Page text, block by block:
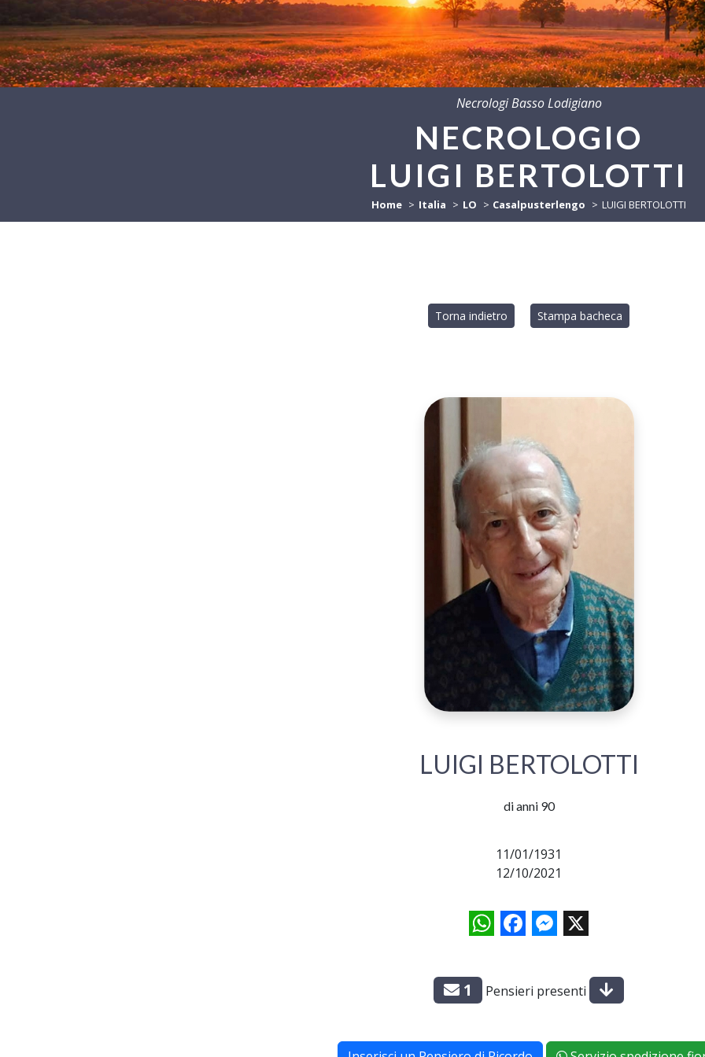
Necrologi Basso Lodigiano
NECROLOGIO
LUIGI BERTOLOTTI
Home Italia LO Casalpusterlengo LUIGI BERTOLOTTI
Torna indietro Stampa bacheca
LUIGI BERTOLOTTI
di anni 90
11/01/1931
12/10/2021
WhatsAppFacebookMessenger
X
1 Pensieri presenti